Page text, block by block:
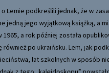
Lemie podkreślili jednak, że w
jedną jego wyjątkową książką, a
a rok później została
również po ukraińsku. Lem, jak
lat szkolnych w sposób